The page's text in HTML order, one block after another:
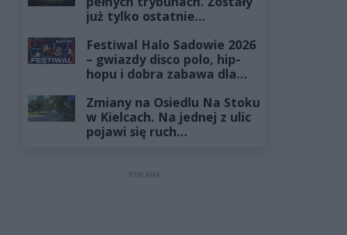
już tylko ostatnie
Festiwal Halo Sadowie 2026
– gwiazdy disco polo, hip-
hopu i dobra zabawa dla
Zmiany na Osiedlu Na Stoku
w Kielcach. Na jednej z ulic
pojawi się ruch
REKLAMA